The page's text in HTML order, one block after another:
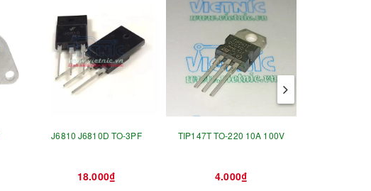
J6810 J6810D TO-3PF
18.000₫
TIP147T TO-220 10A 100V
4.000₫